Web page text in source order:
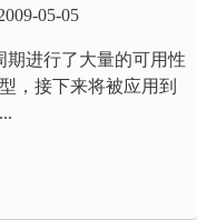
05-05
期进行了大量的可用性
，接下来将被应用到